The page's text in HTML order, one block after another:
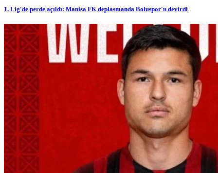
1. Lig'de perde açıldı: Manisa FK deplasmanda Boluspor'u devirdi